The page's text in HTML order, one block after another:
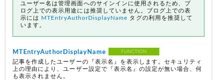
ユーザー名は管理画面へのサインインに使用されるため、ブ
ログ上での表示用途には推奨していません。ブログ上での表
示には
MTEntryAuthorDisplayName タグの利用を推奨して
います。
MTEntryAuthorDisplayName FUNCTION
記事を作成したユーザーの『表示名』を表示します。セキュリティ
上の理由により、ユーザー設定で『表示名』の設定が無い場合、何
も表示されません。